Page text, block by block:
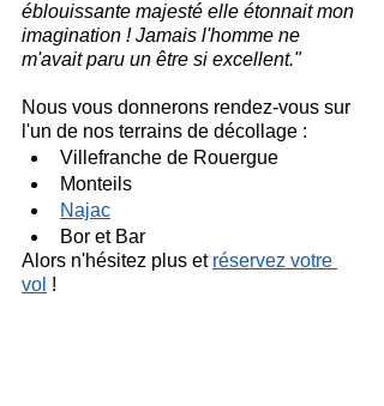
éblouissante majesté elle étonnait mon
imagination ! Jamais l'homme ne
m'avait paru un être si excellent."
Nous vous donnerons rendez-vous sur
l'un de nos terrains de décollage :
Villefranche de Rouergue
Monteils
Najac
Bor et Bar
Alors n'hésitez plus et réservez votre
vol !